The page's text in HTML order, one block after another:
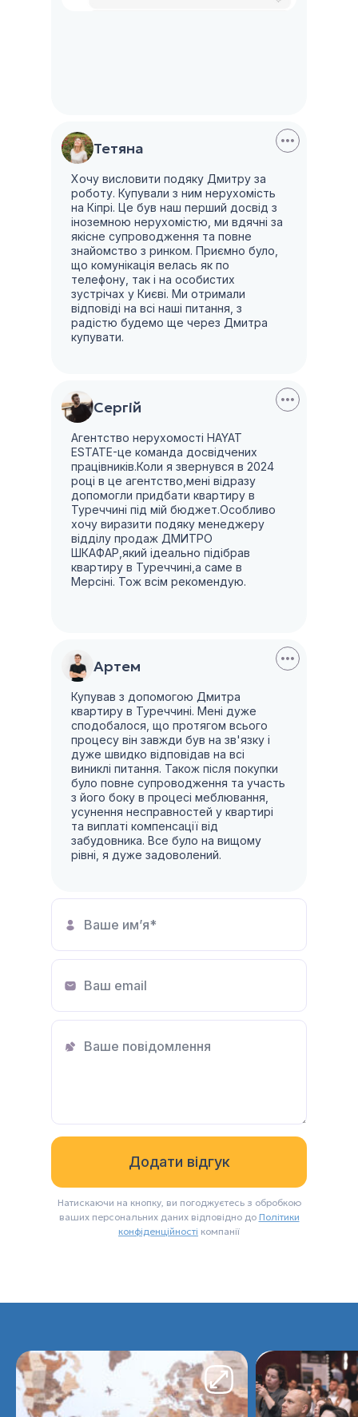
Тетяна
Хочу висловити подяку Дмитру за
роботу. Купували з ним нерухомість
на Кіпрі. Це був наш перший досвід з
іноземною нерухомістю, ми вдячні за
якісне супроводження та повне
знайомство з ринком. Приємно було,
що комунікація велась як по
телефону, так і на особистих
зустрічах у Києві. Ми отримали
відповіді на всі наші питання, з
радістю будемо ще через Дмитра
купувати.
Сергій
Агентство нерухомості HAYAT
ESTATE-це команда досвідчених
працівників.Коли я звернувся в 2024
році в це агентство,мені відразу
допомогли придбати квартиру в
Туреччині під мій бюджет.Особливо
хочу виразити подяку менеджеру
відділу продаж ДМИТРО
ШКАФАР,який ідеально підібрав
квартиру в Туреччині,а саме в
Мерсіні. Тож всім рекомендую.
Артем
Купував з допомогою Дмитра
квартиру в Туреччині. Мені дуже
сподобалося, що протягом всього
процесу він завжди був на зв'язку і
дуже швидко відповідав на всі
виниклі питання. Також після покупки
було повне супроводження та участь
з його боку в процесі меблювання,
усунення несправностей у квартирі
та виплаті компенсації від
забудовника. Все було на вищому
рівні, я дуже задоволений.
Натискаючи на кнопку, ви погоджуєтесь з обробкою
ваших персональних даних відповідно до Політики
конфіденційності компанії